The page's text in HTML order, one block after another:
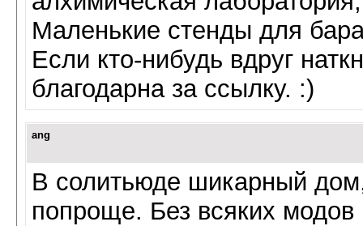
Маленькие стенды для
Если кто-нибудь вдруг
благодарна за ссылку. :)
ang
В солитьюде шикарный
попроще. Без всяких модов